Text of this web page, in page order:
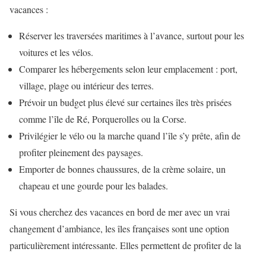
vacances :
Réserver les traversées maritimes à l’avance, surtout pour les
voitures et les vélos.
Comparer les hébergements selon leur emplacement : port,
village, plage ou intérieur des terres.
Prévoir un budget plus élevé sur certaines îles très prisées
comme l’île de Ré, Porquerolles ou la Corse.
Privilégier le vélo ou la marche quand l’île s’y prête, afin de
profiter pleinement des paysages.
Emporter de bonnes chaussures, de la crème solaire, un
chapeau et une gourde pour les balades.
Si vous cherchez des vacances en bord de mer avec un vrai
changement d’ambiance, les îles françaises sont une option
particulièrement intéressante. Elles permettent de profiter de la